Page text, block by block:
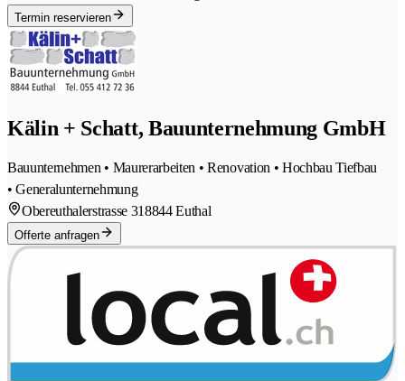
Termin reservieren
Kälin + Schatt, Bauunternehmung GmbH
Bauunternehmen • Maurerarbeiten • Renovation • Hochbau Tiefbau
• Generalunternehmung
Obereuthalerstrasse 318844 Euthal
Offerte anfragen